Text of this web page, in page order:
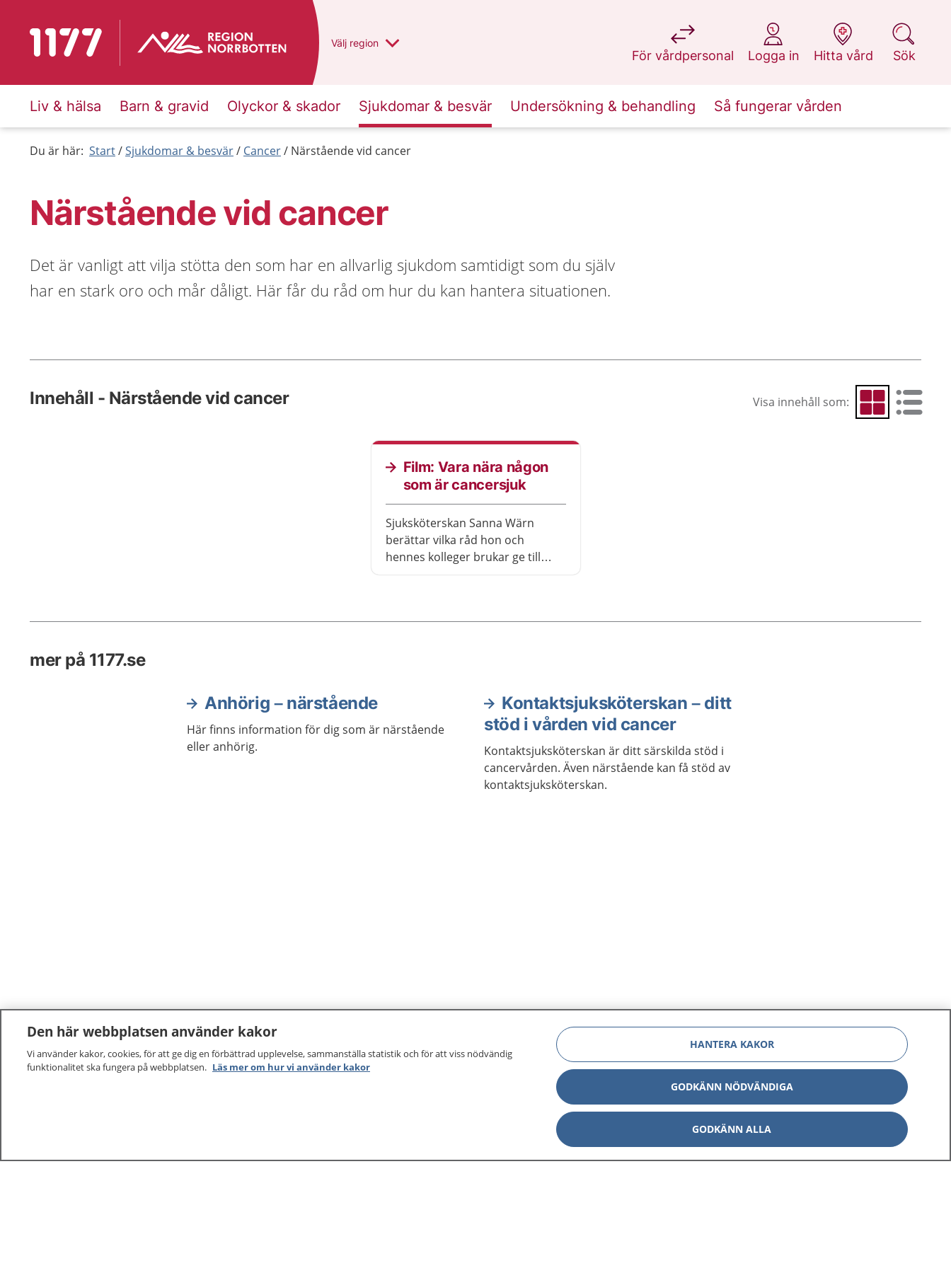
Till startsidan för 1177 Du har valt region
Välj en annan
region
För vårdpersonal
på 1177.se
Logga in
på 1177.se
Hitta vård
på 1177.se
Sök
på 1177.se
Liv & hälsa Barn & gravid Olyckor & skador Sjukdomar & besvär Undersökning & behandling Så fungerar vården
Du är här: Start Sjukdomar & besvär Cancer Närstående vid cancer
Närstående vid cancer
Det är vanligt att vilja stötta den som har en allvarlig sjukdom samtidigt som du själv
har en stark oro och mår dåligt. Här får du råd om hur du kan hantera situationen.
Innehåll - Närstående vid cancer Visa innehåll som: Visa som rutnät
Visa som
Film: Vara nära någon
som är cancersjuk
Sjuksköterskan Sanna Wärn
berättar vilka råd hon och
hennes kolleger brukar ge till
mer på 1177.se
Anhörig – närstående
Här finns information för dig som är närstående
eller anhörig.
Kontaktsjuksköterskan – ditt
stöd i vården vid cancer
Kontaktsjuksköterskan är ditt särskilda stöd i
cancervården. Även närstående kan få stöd av
kontaktsjuksköterskan.
På 1177.se får du råd om hälsa och information om sjukdomar och
Other languages
Om 1177
Kontakt
Den här webbplatsen använder kakor
Vi använder kakor, cookies, för att ge dig en förbättrad upplevelse, sammanställa statistik och för att viss nödvändig
funktionalitet ska fungera på webbplatsen. Läs mer om hur vi använder kakor
HANTERA KAKOR
GODKÄNN NÖDVÄNDIGA
GODKÄNN ALLA